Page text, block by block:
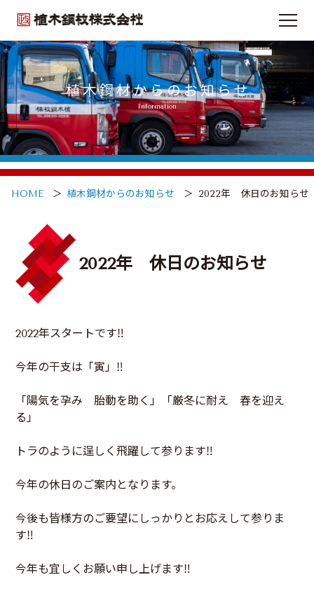
植木鋼材の強み
Our Strength
加工技術
Technique
取扱商品
Product List
オーダー加工
Requests
採用情報
Recruit
Order
植木鋼材からのお知らせ
Information
HOME 植木鋼材からのお知らせ 2022年 休日のお知らせ
2022年 休日のお知らせ
2022年スタートです‼
今年の干支は「寅」‼
「陽気を孕み 胎動を助く」「厳冬に耐え 春を迎え
る」
トラのように逞しく飛躍して参ります‼
今年の休日のご案内となります。
今後も皆様方のご要望にしっかりとお応えして参りま
す‼
今年も宜しくお願い申し上げます‼